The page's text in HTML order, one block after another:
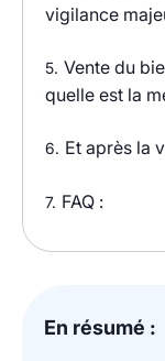
vigilance
5. Vente du
quelle est la
6. Et après la
7. FAQ :
En résumé :